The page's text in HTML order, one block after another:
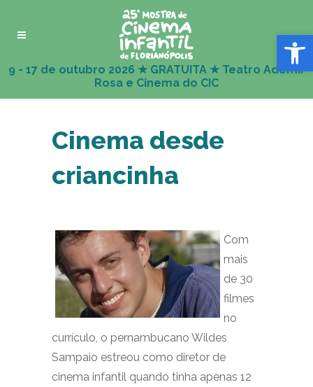
Abrir
Cinema desde
criancinha
Com
mais
de 30
filmes
no
currículo, o pernambucano Wildes
Sampaio estreou como diretor de
cinema infantil quando tinha apenas 12